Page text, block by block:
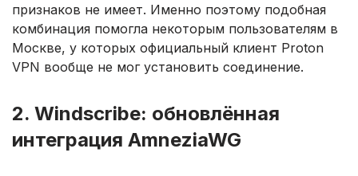
признаков не имеет. Именно поэтому подобная
комбинация помогла некоторым пользователям в
Москве, у которых официальный клиент Proton
VPN вообще не мог установить соединение.
2. Windscribe: обновлённая
интеграция AmneziaWG